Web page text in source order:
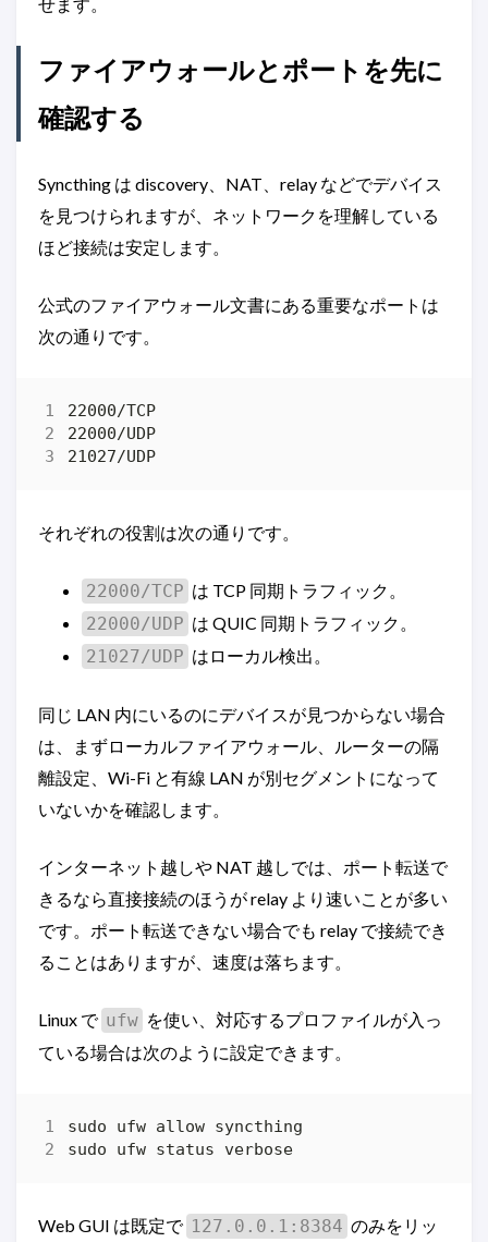
ファイアウォールとポートを先に
確認する
Syncthing は discovery、NAT、relay などでデバイス
を見つけられますが、ネットワークを理解している
ほど接続は安定します。
公式のファイアウォール文書にある重要なポートは
次の通りです。
それぞれの役割は次の通りです。
22000/TCP は TCP 同期トラフィック。
22000/UDP は QUIC 同期トラフィック。
21027/UDP はローカル検出。
同じ LAN 内にいるのにデバイスが見つからない場合
は、まずローカルファイアウォール、ルーターの隔
離設定、Wi-Fi と有線 LAN が別セグメントになって
いないかを確認します。
インターネット越しや NAT 越しでは、ポート転送で
きるなら直接接続のほうが relay より速いことが多い
です。ポート転送できない場合でも relay で接続でき
ることはありますが、速度は落ちます。
Linux で ufw を使い、対応するプロファイルが入っ
ている場合は次のように設定できます。
Web GUI は既定で 127.0.0.1:8384 のみをリッ